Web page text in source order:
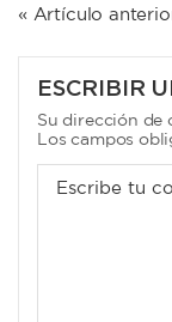
ENTRADAS
« Artículo
ESCRIBIR
Su dirección de
Los campos